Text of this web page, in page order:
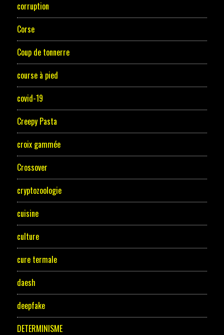
corruption
Corse
Coup de tonnerre
course à pied
covid-19
Creepy Pasta
croix gammée
Crossover
cryptozoologie
cuisine
culture
cure termale
daesh
deepfake
DETERMINISME